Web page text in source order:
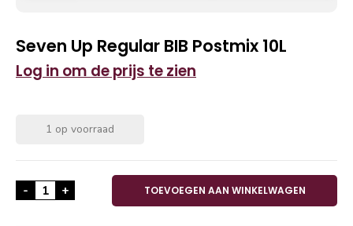
Seven Up Regular BIB Postmix 10L
Log in om de prijs te zien
1 op voorraad
- Seven Up Regular BIB Postmix 10L aantal
+ TOEVOEGEN AAN WINKELWAGEN